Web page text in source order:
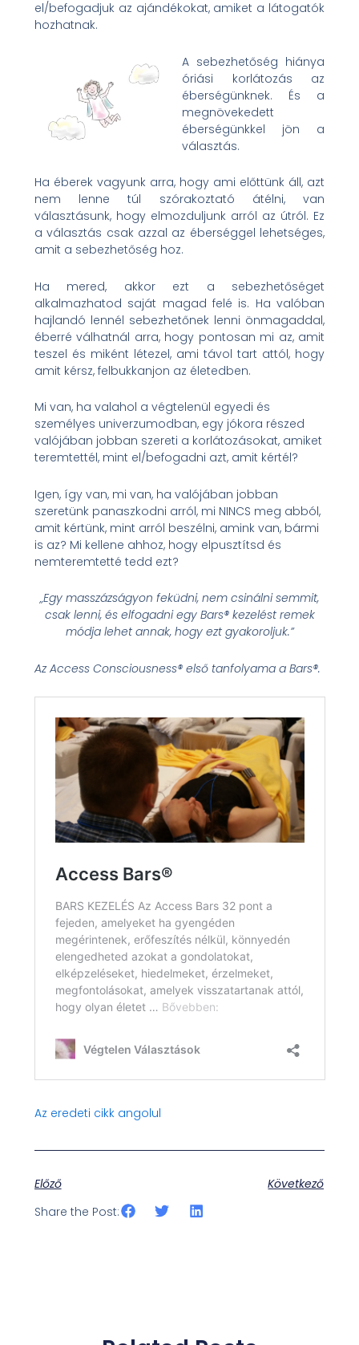
el/befogadjuk az ajándékokat, amiket a látogatók
hozhatnak.
A sebezhetőség hiánya
óriási korlátozás az
éberségünknek. És a
megnövekedett
éberségünkkel jön a
választás.
Ha éberek vagyunk arra, hogy ami előttünk áll, azt
nem lenne túl szórakoztató átélni, van
választásunk, hogy elmozduljunk arról az útról. Ez
a választás csak azzal az éberséggel lehetséges,
amit a sebezhetőség hoz.
Ha mered, akkor ezt a sebezhetőséget
alkalmazhatod saját magad felé is. Ha valóban
hajlandó lennél sebezhetőnek lenni önmagaddal,
éberré válhatnál arra, hogy pontosan mi az, amit
teszel és miként létezel, ami távol tart attól, hogy
amit kérsz, felbukkanjon az életedben.
Mi van, ha valahol a végtelenül egyedi és
személyes univerzumodban, egy jókora részed
valójában jobban szereti a korlátozásokat, amiket
teremtettél, mint el/befogadni azt, amit kértél?
Igen, így van, mi van, ha valójában jobban
szeretünk panaszkodni arról, mi NINCS meg abból,
amit kértünk, mint arról beszélni, amink van, bármi
is az? Mi kellene ahhoz, hogy elpusztítsd és
nemteremtetté tedd ezt?
„Egy masszázságyon feküdni, nem csinálni semmit,
csak lenni, és elfogadni egy Bars® kezelést remek
módja lehet annak, hogy ezt gyakoroljuk.”
Az Access Consciousness® első tanfolyama a Bars®.
Az eredeti cikk angolul
Előző
Következő
Share the Post: